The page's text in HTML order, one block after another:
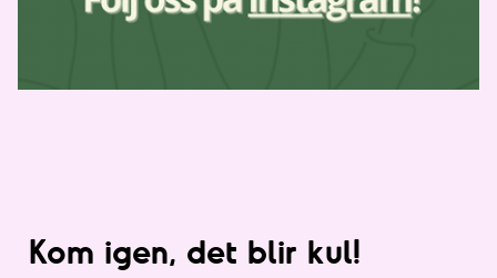
Kom igen, det blir kul!